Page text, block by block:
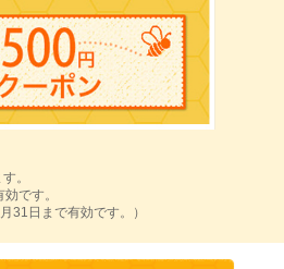
。
です。
31日まで有効です。）